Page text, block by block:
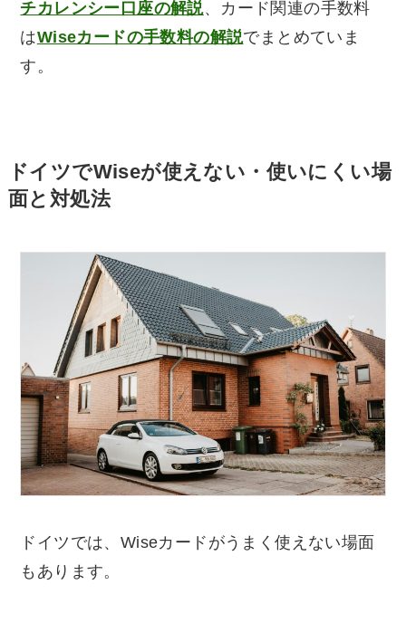
チカレンシー口座の解説、カード関連の手数料
はWiseカードの手数料の解説でまとめていま
す。
ドイツでWiseが使えない・使いにくい場
面と対処法
ドイツでは、Wiseカードがうまく使えない場面
もあります。